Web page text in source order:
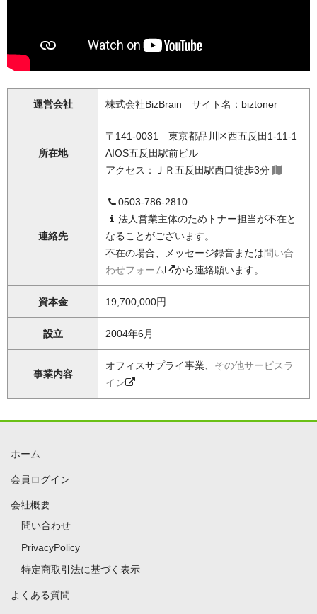
運営会社 株式会社BizBrain サイト名：biztoner
所在地
〒141-0031 東京都品川区西五反田1-11-1
AIOS五反田駅前ビル
アクセス：ＪＲ五反田駅西口徒歩3分
連絡先
0503-786-2810
法人営業主体のためトナー担当が不在と
なることがございます。
不在の場合、メッセージ録音または問い合
わせフォーム
から連絡願います。
資本金 19,700,000円
設立 2004年6月
事業内容
オフィスサプライ事業、 その他サービスラ
イン
ホーム
会員ログイン
会社概要
問い合わせ
PrivacyPolicy
特定商取引法に基づく表示
よくある質問